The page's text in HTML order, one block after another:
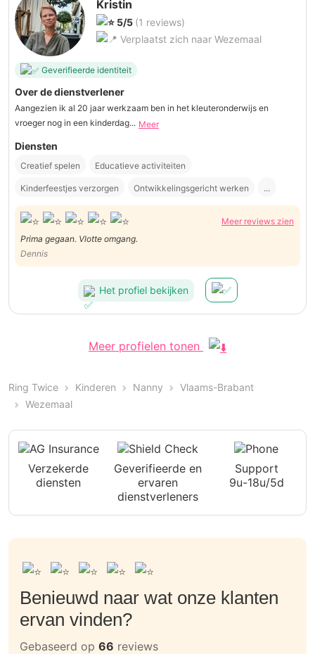
Kristin
5/5 (1 reviews)
Verplaatst zich naar Wezemaal
Geverifieerde identiteit
Over de dienstverlener
Aangezien ik al 20 jaar werkzaam ben in het kleuteronderwijs en
vroeger nog in een kinderdag... Meer
Diensten
Creatief spelen Educatieve activiteiten
Kinderfeestjes verzorgen Ontwikkelingsgericht werken ...
Meer reviews zien
Prima gegaan. Vlotte omgang.
Dennis
Het profiel bekijken
Meer profielen tonen
Ring Twice Kinderen Nanny
Vlaams-Brabant
Wezemaal
Verzekerde
diensten
Geverifieerde en
ervaren
dienstverleners
Support
9u-18u/5d
Benieuwd naar wat onze klanten
ervan vinden?
Gebaseerd op 66 reviews